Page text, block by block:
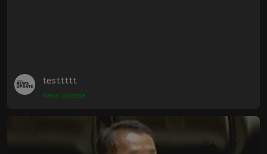
กล่าวขึ้น ก่อนที่หลังจาก
นั้นคนขับรถตู้สีขาวจะลง
testtttt
News Update